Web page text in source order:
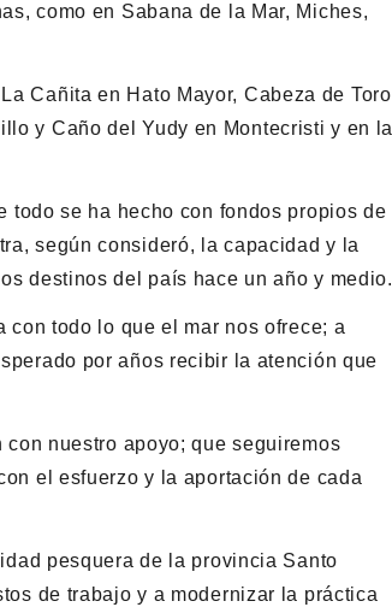
como en Sabana de la Mar, Miches,
Cañita en Hato Mayor, Cabeza de Toro
y Caño del Yudy en Montecristi y en la
todo se ha hecho con fondos propios de
según consideró, la capacidad y la
destinos del país hace un año y medio.
con todo lo que el mar nos ofrece; a
por años recibir la atención que
nuestro apoyo; que seguiremos
el esfuerzo y la aportación de cada
pesquera de la provincia Santo
de trabajo y a modernizar la práctica